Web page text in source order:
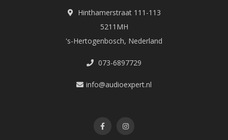
Hinthamerstraat 111-113
5211MH
's-Hertogenbosch, Nederland
073-6897729
info@audioexpert.nl